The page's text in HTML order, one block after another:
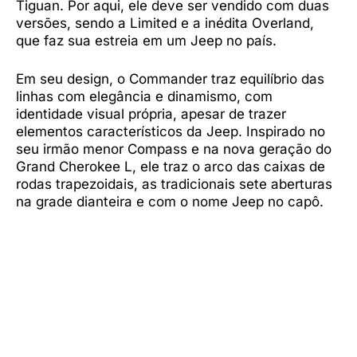
Tiguan. Por aqui, ele deve ser vendido com duas
versões, sendo a Limited e a inédita Overland,
que faz sua estreia em um Jeep no país.
Em seu design, o Commander traz equilíbrio das
linhas com elegância e dinamismo, com
identidade visual própria, apesar de trazer
elementos característicos da Jeep. Inspirado no
seu irmão menor Compass e na nova geração do
Grand Cherokee L, ele traz o arco das caixas de
rodas trapezoidais, as tradicionais sete aberturas
na grade dianteira e com o nome Jeep no capô.